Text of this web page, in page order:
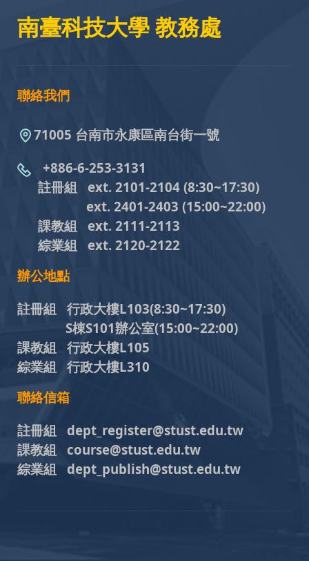
南臺科技大學 教務處
聯絡我們
71005 台南市永康區南台街一號
+886-6-253-3131
註冊組 ext. 2101-2104 (8:30~17:30)
ext. 2401-2403 (15:00~22:00)
課教組 ext. 2111-2113
綜業組
ext. 2120-2122
辦公地點
註冊組 行政大樓L103(8:30~17:30)
S棟S101辦公室(15:00~22:00)
課教組 行政大樓L105
綜業組 行政大樓L310
聯絡信箱
註冊組 dept_register@stust.edu.tw
課教組 course@stust.edu.tw
綜業組 dept_publish@stust.edu.tw